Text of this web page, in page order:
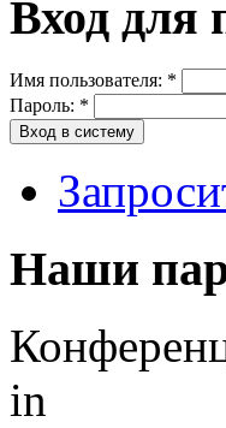
Вход для
Имя пользователя: *
Пароль: *
Наши
in